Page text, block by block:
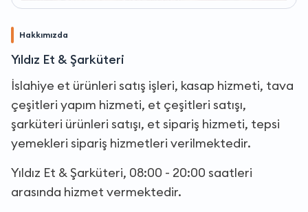
Hakkımızda
Yıldız Et & Şarküteri
İslahiye et ürünleri satış işleri, kasap hizmeti, tava
çeşitleri yapım hizmeti, et çeşitleri satışı,
şarküteri ürünleri satışı, et sipariş hizmeti, tepsi
yemekleri sipariş hizmetleri verilmektedir.
Yıldız Et & Şarküteri, 08:00 - 20:00 saatleri
arasında hizmet vermektedir.